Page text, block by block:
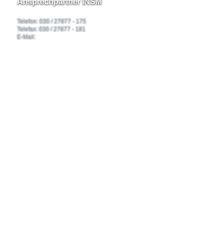
Ansprechpartner INSM
Telefon: 030 / 27877 - 175
Telefax: 030 / 27877 - 181
E-Mail: